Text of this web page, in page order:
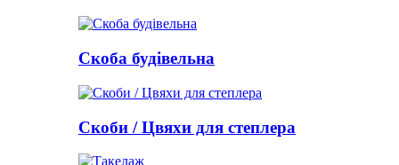
Скоба будівельна
Скоби / Цвяхи для степлера